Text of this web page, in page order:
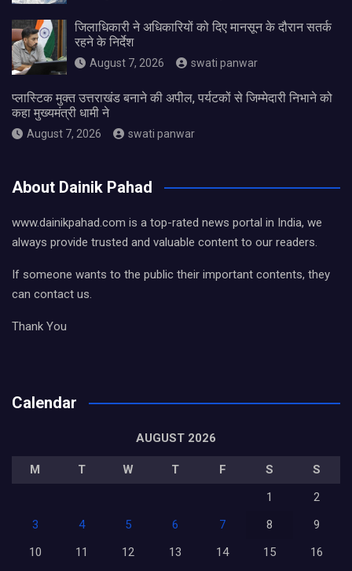
जिलाधिकारी ने अधिकारियों को दिए मानसून के दौरान सतर्क
रहने के निर्देश
August 7, 2026 swati panwar
प्लास्टिक मुक्त उत्तराखंड बनाने की अपील, पर्यटकों से जिम्मेदारी निभाने को
कहा मुख्यमंत्री धामी ने
August 7, 2026 swati panwar
About Dainik Pahad
www.dainikpahad.com is a top-rated news portal in India, we
always provide trusted and valuable content to our readers.
If someone wants to the public their important contents, they
can contact us.
Thank You
Calendar
AUGUST 2026
M T W T F S
S
1
2
3
4 5 6 7 8
9
10
11 12 13 14 15 16